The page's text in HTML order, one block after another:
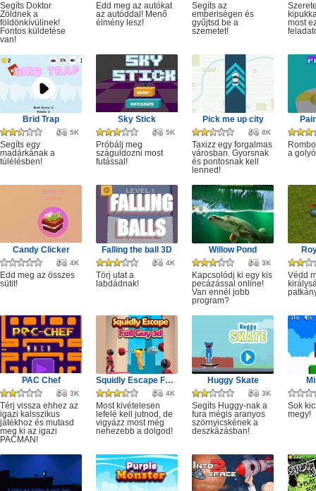
Segíts Doktor
Zöldnek a
földönkívülinek!
Fontos küldetése
van!
Edd meg az autókat
az autóddal! Menő
élmény lesz!
Segíts az
emberiségen és
gyűjtsd be a
szemetet!
most
Brid Trap
5K
Segíts egy
madárkának a
túlélésben!
Sky Stick
5K
Próbálj meg
száguldozni most
futással!
Pick me up city
8K
Taxizz egy forgalmas
városban. Gyorsnak
és pontosnak kell
lenned!
a
Candy Clicker
4K
Edd meg az összes
sütit!
Falling the ball 3D
4K
Törj utat a
labdádnak!
Willow Pond
3K
Kapcsolódj ki egy kis
pecázással online!
Van ennél jobb
program?
Védd
PAC Chef
3K
Térj vissza ehhez az
igazi kalsszikus
játékhoz és mutasd
meg ki az igazi
PACMAN!
Squidly Escape Fall Guy 3D
4K
Most kivételesen
lefelé kell jutnod, de
vigyázz most még
nehezebb a dolgod!
Huggy Skate
3K
Segíts Huggy-nak a
fura mégis aranyos
szörnyicskének a
deszkázásban!
Sok
megy!